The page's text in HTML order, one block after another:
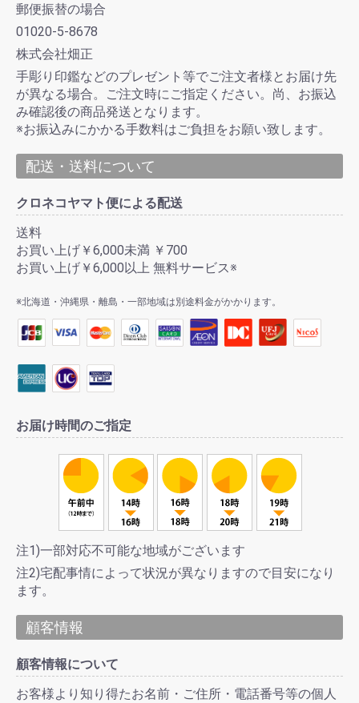
郵便振替の場合
01020-5-8678
株式会社畑正
手彫り印鑑などのプレゼント等でご注文者様とお届け先
が異なる場合。ご注文時にご指定ください。尚、お振込
み確認後の商品発送となります。
※お振込みにかかる手数料はご負担をお願い致します。
配送・送料について
クロネコヤマト便による配送
送料
お買い上げ￥6,000未満 ￥700
お買い上げ￥6,000以上 無料サービス※
※北海道・沖縄県・離島・一部地域は別途料金がかかります。
お届け時間のご指定
注1)一部対応不可能な地域がございます
注2)宅配事情によって状況が異なりますので目安になり
ます。
顧客情報
顧客情報について
お客様より知り得たお名前・ご住所・電話番号等の個人